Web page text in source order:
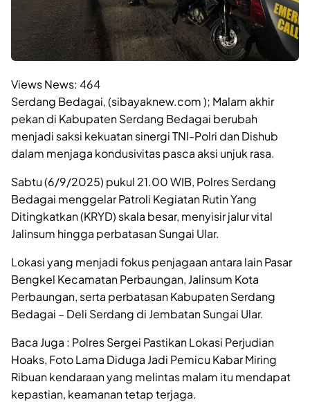
Views News: 464
Serdang Bedagai, (sibayaknew.com ); Malam akhir
pekan di Kabupaten Serdang Bedagai berubah
menjadi saksi kekuatan sinergi TNI-Polri dan Dishub
dalam menjaga kondusivitas pasca aksi unjuk rasa.
Sabtu (6/9/2025) pukul 21.00 WIB, Polres Serdang
Bedagai menggelar Patroli Kegiatan Rutin Yang
Ditingkatkan (KRYD) skala besar, menyisir jalur vital
Jalinsum hingga perbatasan Sungai Ular.
Lokasi yang menjadi fokus penjagaan antara lain Pasar
Bengkel Kecamatan Perbaungan, Jalinsum Kota
Perbaungan, serta perbatasan Kabupaten Serdang
Bedagai – Deli Serdang di Jembatan Sungai Ular.
Baca Juga : Polres Sergei Pastikan Lokasi Perjudian
Hoaks, Foto Lama Diduga Jadi Pemicu Kabar Miring
Ribuan kendaraan yang melintas malam itu mendapat
kepastian, keamanan tetap terjaga.